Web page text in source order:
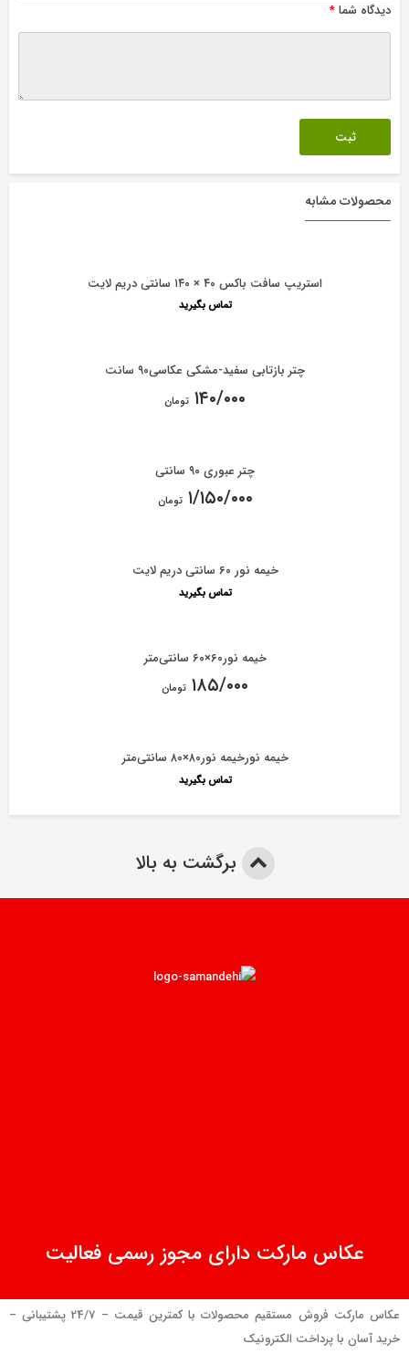
دیدگاه شما*
محصولات مشابه
استریپ سافت باکس ۴۰ × ۱۴۰ سانتی دریم لایت
تماس بگیرید
چتر بازتابی سفید-مشکی عکاسی۹۰ سانت
۱۴۰/۰۰۰ تومان
چتر عبوری ۹۰ سانتی
۱/۱۵۰/۰۰۰ تومان
خیمه نور ۶۰ سانتی دریم لایت
تماس بگیرید
خیمه نور۶۰×۶۰ سانتی‌متر
۱۸۵/۰۰۰ تومان
خیمه نورخیمه نور۸۰×۸۰ سانتی‌متر
تماس بگیرید
برگشت به بالا
عکاس مارکت دارای مجوز رسمی فعالیت
عکاس مارکت فروش مستقیم محصولات با کمترین قیمت – 24/7 پشتیبانی –
خرید آسان با پرداخت الکترونیک